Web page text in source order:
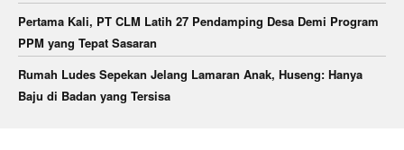
Pertama Kali, PT CLM Latih 27 Pendamping Desa Demi Program
PPM yang Tepat Sasaran
Rumah Ludes Sepekan Jelang Lamaran Anak, Huseng: Hanya
Baju di Badan yang Tersisa